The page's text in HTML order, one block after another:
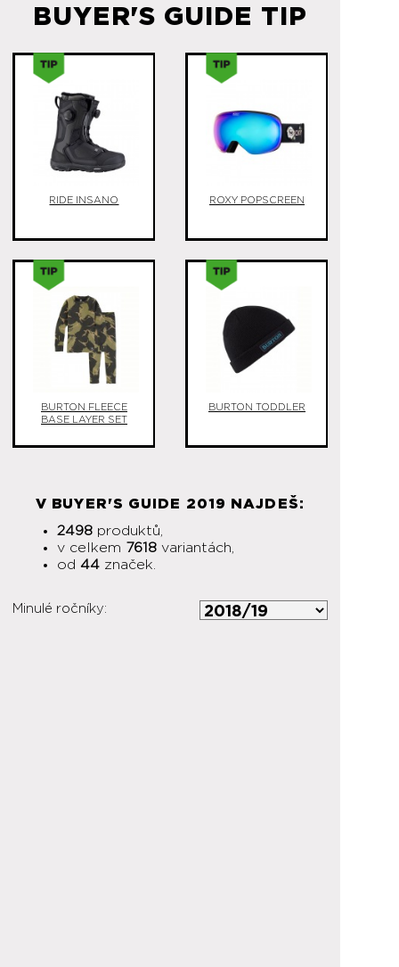
BUYER'S GUIDE TIP
RIDE INSANO ROXY POPSCREEN
BURTON FLEECE
BASE LAYER SET
BURTON TODDLER
V BUYER'S GUIDE 2019 NAJDEŠ:
2498 produktů,
v celkem 7618 variantách,
od 44 značek.
Minulé ročníky: